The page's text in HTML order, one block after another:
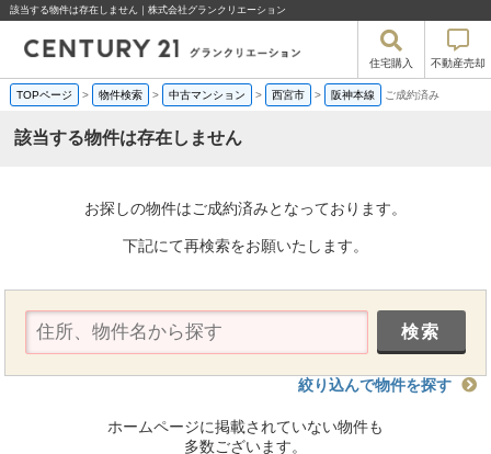
該当する物件は存在しません｜株式会社グランクリエーション
住宅購入 不動産売却
TOPページ > 物件検索 > 中古マンション > 西宮市 > 阪神本線 ご成約済み
該当する物件は存在しません
お探しの物件はご成約済みとなっております。
下記にて再検索をお願いたします。
絞り込んで物件を探す
ホームページに掲載されていない物件も
多数ございます。